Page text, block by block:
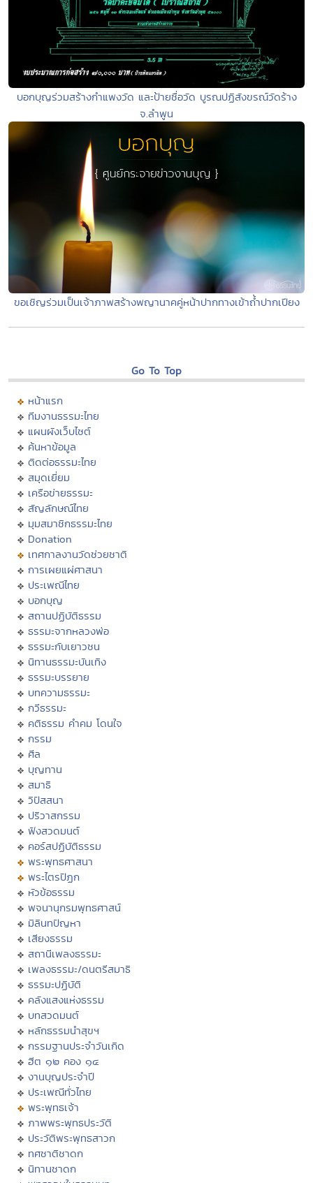
บอกบุญร่วมสร้างกำแพงวัด และป้ายชื่อวัด บูรณปฏิสังขรณ์วัดร้าง
จ.ลำพูน
ขอเชิญร่วมเป็นเจ้าภาพสร้างพญานาคคู่หน้าปากทางเข้าถ้ำปากเปียง
Go To Top
หน้าแรก
ทีมงานธรรมะไทย
แผนผังเว็บไซต์
ค้นหาข้อมูล
ติดต่อธรรมะไทย
สมุดเยี่ยม
เครือข่ายธรรมะ
สัญลักษณ์ไทย
มุมสมาชิกธรรมะไทย
Donation
เทศกาลงานวัดช่วยชาติ
การเผยแผ่ศาสนา
ประเพณีไทย
บอกบุญ
สถานปฏิบัติธรรม
ธรรมะจากหลวงพ่อ
ธรรมะกับเยาวชน
นิทานธรรมะบันเทิง
ธรรมะบรรยาย
บทความธรรมะ
กวีธรรมะ
คติธรรม คำคม โดนใจ
กรรม
ศีล
บุญทาน
สมาธิ
วิปัสสนา
ปริวาสกรรม
ฟังสวดมนต์
คอร์สปฏิบัติธรรม
พระพุทธศาสนา
พระไตรปิฏก
หัวข้อธรรม
พจนานุกรมพุทธศาสน์
มิลินทปัญหา
เสียงธรรม
สถานีเพลงธรรมะ
เพลงธรรมะ/ดนตรีสมาธิ
ธรรมะปฏิบัติ
คลังแสงแห่งธรรม
บทสวดมนต์
หลักธรรมนำสุขฯ
กรรมฐานประจำวันเกิด
ฮีต ๑๒ คอง ๑๔
งานบุญประจำปี
ประเพณีทั่วไทย
พระพุทธเจ้า
ภาพพระพุทธประวัติ
ประวัติพระพุทธสาวก
ทศชาติชาดก
นิทานชาดก